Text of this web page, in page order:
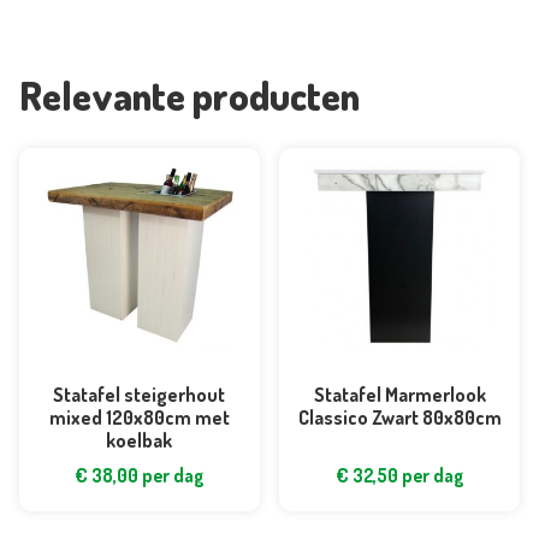
Relevante producten
Statafel steigerhout
mixed 120x80cm met
koelbak
€ 38,00 per dag
Statafel Marmerlook
Classico Zwart 80x80cm
€ 32,50 per dag